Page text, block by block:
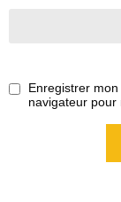
Enregistrer
navigateur pour